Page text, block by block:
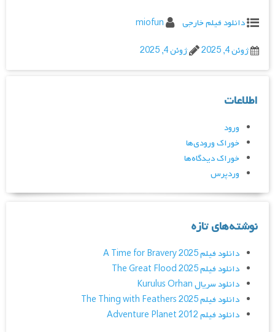
دانلود فیلم خارجی
miofun
ژوئن 4, 2025
ژوئن 4, 2025
اطلاعات
ورود
خوراک ورودی‌ها
خوراک دیدگاه‌ها
وردپرس
نوشته‌های تازه
دانلود فیلم A Time for Bravery 2025
دانلود فیلم The Great Flood 2025
دانلود سریال Kurulus Orhan
دانلود فیلم The Thing with Feathers 2025
دانلود فیلم Adventure Planet 2012